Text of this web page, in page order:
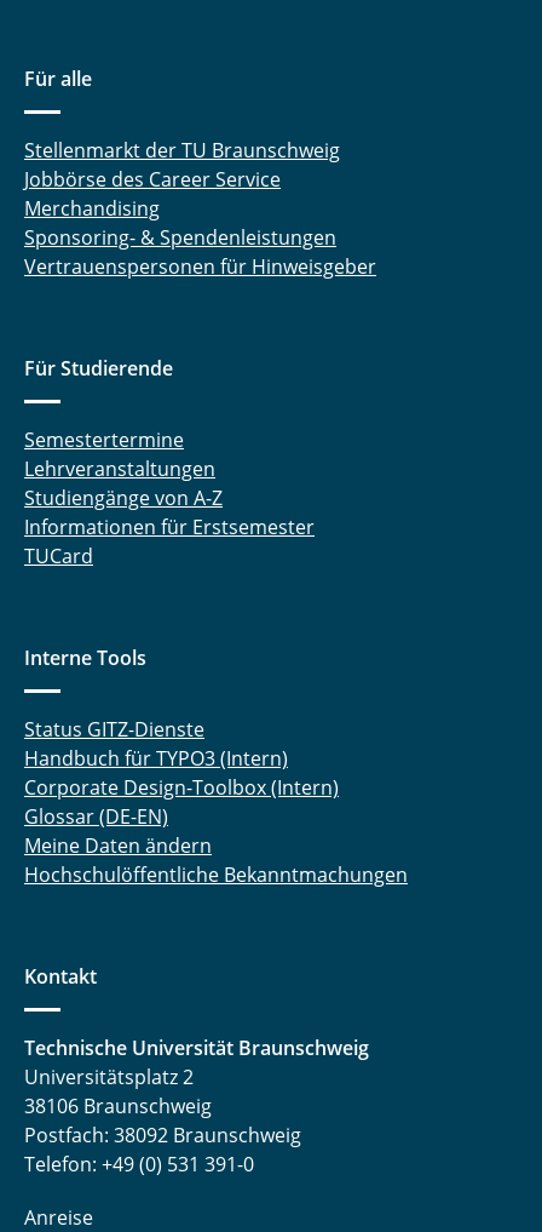
Für alle
Stellenmarkt der TU Braunschweig
Jobbörse des Career Service
Merchandising
Sponsoring- & Spendenleistungen
Vertrauenspersonen für Hinweisgeber
Für Studierende
Semestertermine
Lehrveranstaltungen
Studiengänge von A-Z
Informationen für Erstsemester
TUCard
Interne Tools
Status GITZ-Dienste
Handbuch für TYPO3 (Intern)
Corporate Design-Toolbox (Intern)
Glossar (DE-EN)
Meine Daten ändern
Hochschulöffentliche Bekanntmachungen
Kontakt
Technische Universität Braunschweig
Universitätsplatz 2
38106 Braunschweig
Postfach: 38092 Braunschweig
Telefon: +49 (0) 531 391-0
Anreise